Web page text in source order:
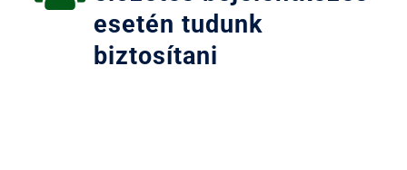
esetén tudunk
biztosítani